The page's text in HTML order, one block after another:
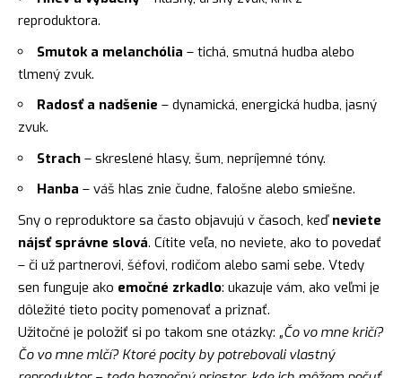
reproduktora.
Smutok a melanchólia – tichá, smutná hudba alebo
tlmený zvuk.
Radosť a nadšenie – dynamická, energická hudba, jasný
zvuk.
Strach – skreslené hlasy, šum, nepríjemné tóny.
Hanba – váš hlas znie čudne, falošne alebo smiešne.
Sny o reproduktore sa často objavujú v časoch, keď neviete
nájsť správne slová. Cítite veľa, no neviete, ako to povedať
– či už partnerovi, šéfovi, rodičom alebo sami sebe. Vtedy
sen funguje ako emočné zrkadlo: ukazuje vám, ako veľmi je
dôležité tieto pocity pomenovať a priznať.
Užitočné je položiť si po takom sne otázky: „Čo vo mne kričí?
Čo vo mne mlčí? Ktoré pocity by potrebovali vlastný